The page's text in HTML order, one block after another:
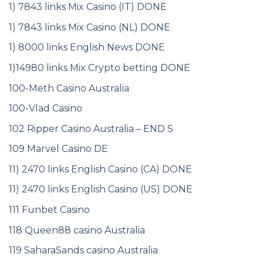
1) 7843 links Mix Casino (IT) DONE
1) 7843 links Mix Casino (NL) DONE
1) 8000 links English News DONE
1)14980 links Mix Crypto betting DONE
100-Meth Casino Australia
100-Vlad Casino
102 Ripper Casino Australia – END S
109 Marvel Casino DE
11) 2470 links English Casino (CA) DONE
11) 2470 links English Casino (US) DONE
111 Funbet Casino
118 Queen88 casino Australia
119 SaharaSands casino Australia